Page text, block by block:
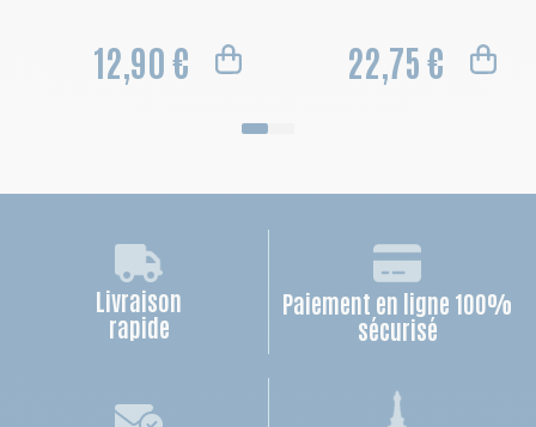
12,90 € 22,75 €
Livraison
rapide
Paiement en ligne 100%
sécurisé